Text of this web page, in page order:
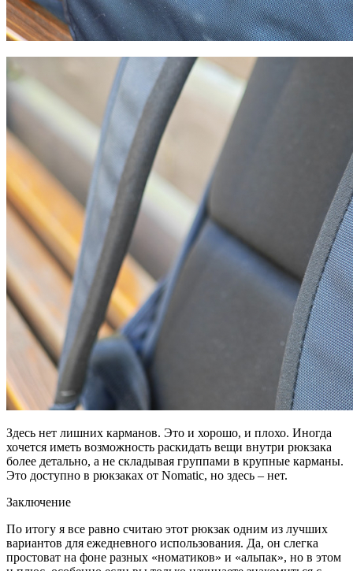
Здесь нет лишних карманов. Это и хорошо, и плохо. Иногда
хочется иметь возможность раскидать вещи внутри рюкзака
более детально, а не складывая группами в крупные карманы.
Это доступно в рюкзаках от Nomatic, но здесь – нет.
Заключение
По итогу я все равно считаю этот рюкзак одним из лучших
вариантов для ежедневного использования. Да, он слегка
простоват на фоне разных «номатиков» и «альпак», но в этом